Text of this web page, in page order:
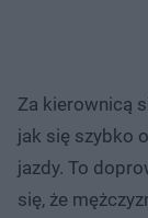
Za kierownicą
jak się szybko
jazdy. To
się, że